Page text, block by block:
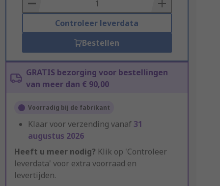
Controleer leverdata
Bestellen
GRATIS bezorging voor bestellingen
van meer dan € 90,00
Voorradig bij de fabrikant
Klaar voor verzending vanaf31
augustus 2026
Heeft u meer nodig? Klik op 'Controleer
leverdata' voor extra voorraad en
levertijden.